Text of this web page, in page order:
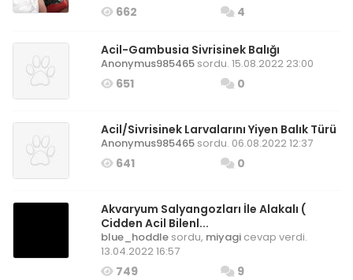
4
662
Acil-Gambusia Sivrisinek Balığı
Anonymus985465sordu. 15.08.2022 23:00
0
651
Acil/Sivrisinek Larvalarını Yiyen Balık Türü
Anonymus985465sordu. 06.08.2022 12:37
0
641
Akvaryum Salyangozları İle Alakalı (
Cidden Acil Bilenl...
blue_hoddlesordu, miyagicevap verdi.
13.04.2022 16:57
9
749